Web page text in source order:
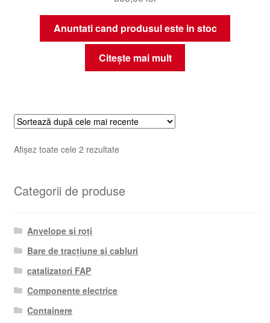
Anuntati cand produsul este in stoc
Citește mai mult
Afișez toate cele 2 rezultateSortat
mai
Categorii de produse
Anvelope și roți
Bare de tracțiune și cabluri
catalizatori FAP
Componente electrice
Containere